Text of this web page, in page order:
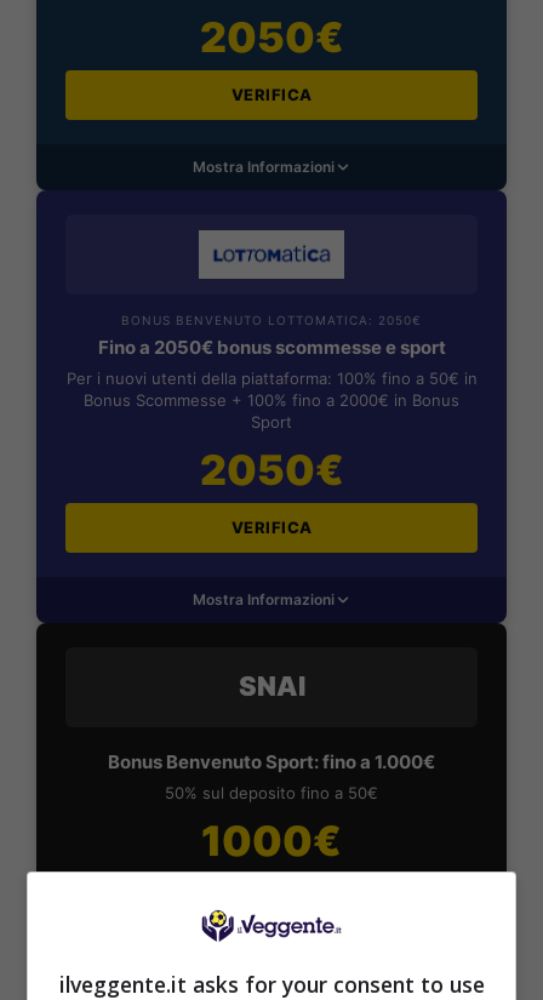
2050€
VERIFICA
Mostra Informazioni
BONUS BENVENUTO LOTTOMATICA: 2050€
Fino a 2050€ bonus scommesse e sport
Per i nuovi utenti della piattaforma: 100% fino a 50€ in
Bonus Scommesse + 100% fino a 2000€ in Bonus
Sport
2050€
VERIFICA
Mostra Informazioni
SNAI
Bonus Benvenuto Sport: fino a 1.000€
50% sul deposito fino a 50€
1000€
ilveggente.it asks for your consent to use